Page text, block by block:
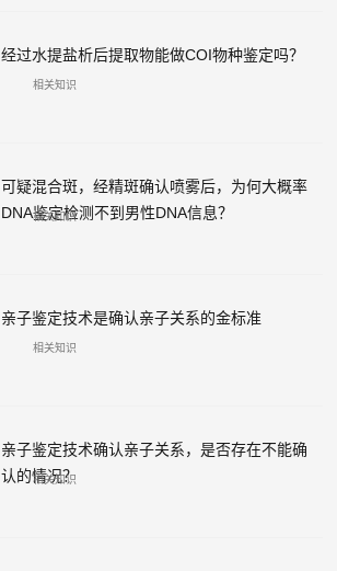
经过水提盐析后提取物能做COI物种鉴定吗？
相关知识
可疑混合斑，经精斑确认喷雾后，为何大概率
DNA鉴定检测不到男性DNA信息？
相关知识
亲子鉴定技术是确认亲子关系的金标准
相关知识
亲子鉴定技术确认亲子关系，是否存在不能确
认的情况？
相关知识